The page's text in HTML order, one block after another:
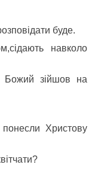
буде.
навколо
зійшов на
Христову